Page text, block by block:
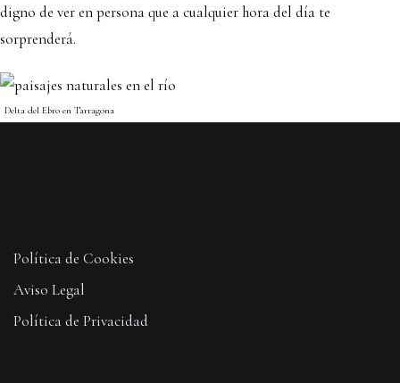
digno de ver en persona que a cualquier hora del día te
sorprenderá.
Delta del Ebro en Tarragona
Política de Cookies
Aviso Legal
Política de Privacidad